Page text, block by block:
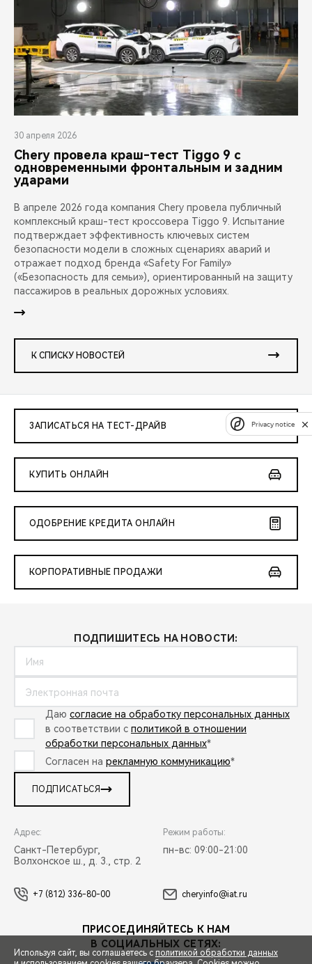
30 апреля 2026
Chery провела краш-тест Tiggo 9 с
одновременными фронтальным и задним
ударами
В апреле 2026 года компания Chery провела публичный
комплексный краш-тест кроссовера Tiggo 9. Испытание
подтверждает эффективность ключевых систем
безопасности модели в сложных сценариях аварий и
отражает подход бренда «Safety For Family»
(«Безопасность для семьи»), ориентированный на защиту
пассажиров в реальных дорожных условиях.
К СПИСКУ НОВОСТЕЙ
ЗАПИСАТЬСЯ НА ТЕСТ-ДРАЙВ
КУПИТЬ ОНЛАЙН
ОДОБРЕНИЕ КРЕДИТА ОНЛАЙН
КОРПОРАТИВНЫЕ ПРОДАЖИ
ПОДПИШИТЕСЬ НА НОВОСТИ:
Даю согласие на обработку персональных данных
в соответствии с политикой в отношении
обработки персональных данных*
Согласен на рекламную коммуникацию*
ПОДПИСАТЬСЯ
Адрес:
Санкт-Петербург,
Волхонское ш., д. 3., стр. 2
Режим работы:
пн-вс: 09:00-21:00
+7 (812) 336-80-00 cheryinfo@iat.ru
ПРИСОЕДИНЯЙТЕСЬ К НАМ
В СОЦИАЛЬНЫХ СЕТЯХ:
Используя сайт, вы соглашаетесь с политикой обработки данных
Privacy notice